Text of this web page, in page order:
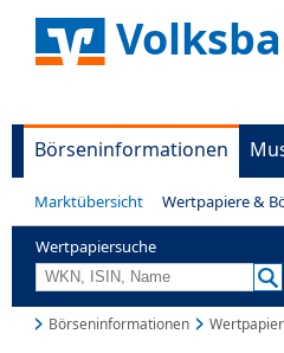
Börseninformationen
Marktübersicht Wertpapiere &
Wertpapiersuche
Börseninformationen